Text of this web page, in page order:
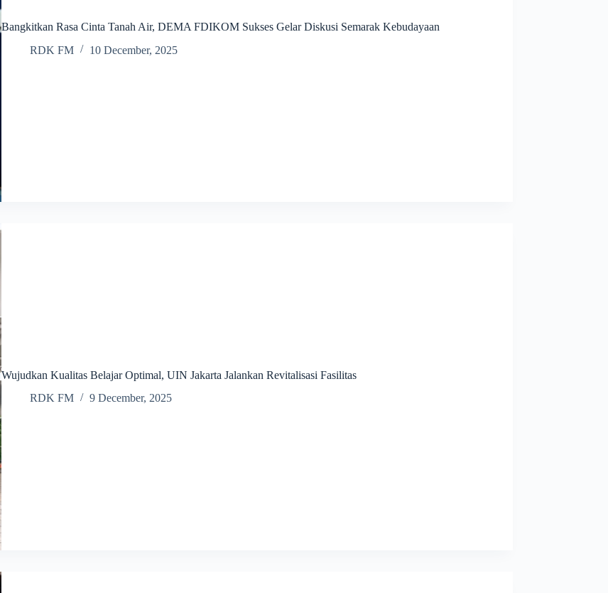
Bangkitkan Rasa Cinta Tanah Air, DEMA FDIKOM Sukses Gelar Diskusi Semarak Kebudayaan
RDK FM
10 December, 2025
Wujudkan Kualitas Belajar Optimal, UIN Jakarta Jalankan Revitalisasi Fasilitas
RDK FM
9 December, 2025